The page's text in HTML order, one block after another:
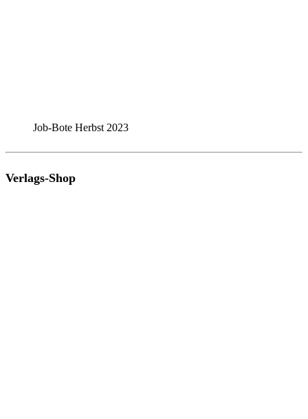
Job-Bote Herbst 2023
Verlags-Shop